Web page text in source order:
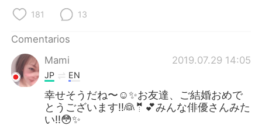
181 13
Comentarios
Mami
2019.07.29 14:05
JP EN
幸せそうだね〜☺️✨お友達、ご結婚おめで
とうございます‼︎👰🤵💕みんな俳優さんみた
い‼︎😳✨